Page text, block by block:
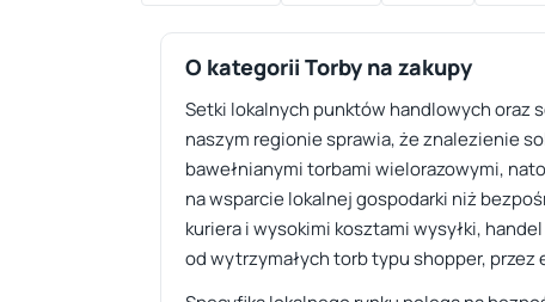
O kategorii Torby na zakupy
Setki lokalnych punktów handlowych oraz
naszym regionie sprawia, że znalezienie
bawełnianymi torbami wielorazowymi,
na wsparcie lokalnej gospodarki niż
kuriera i wysokimi kosztami wysyłki,
od wytrzymałych torb typu shopper,